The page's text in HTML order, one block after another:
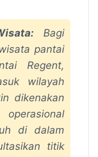
Bagi
pantai
Regent,
wilayah
dikenakan
di dalam
titik